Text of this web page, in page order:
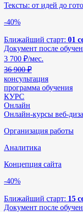
Тексты: от идей до
-40%
Ближайший старт: 01
Документ после
3 700 ₽/мес.
36 900 ₽
консультация
программа обучения
КУРС
Онлайн
Онлайн-курсы веб-
Организация работы
Аналитика
Концепция сайта
-40%
Ближайший старт: 15
Документ после